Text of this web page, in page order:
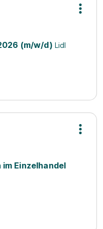
(m/w/d) Lidl
Einzelhandel